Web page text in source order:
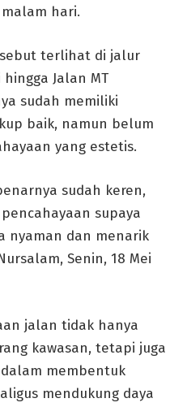
hari.
terlihat di jalur
Jalan MT
sudah memiliki
baik, namun belum
yang estetis.
sudah keren,
supaya
nyaman dan menarik
Senin, 18 Mei
jalan tidak hanya
kawasan, tetapi juga
membentuk
mendukung daya